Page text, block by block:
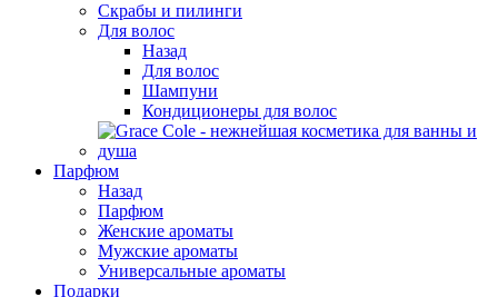
Скрабы и пилинги
Для волос
Назад
Для волос
Шампуни
Кондиционеры для волос
Парфюм
Назад
Парфюм
Женские ароматы
Мужские ароматы
Универсальные ароматы
Подарки